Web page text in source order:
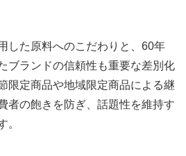
した原料へのこだわりと、60年
ブランドの信頼性も重要な差別化
限定商品や地域限定商品による継
者の飽きを防ぎ、話題性を維持す
。